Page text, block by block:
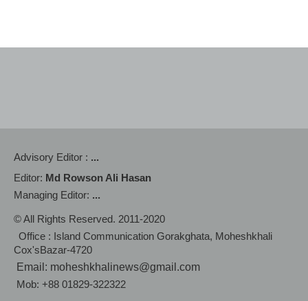
Advisory Editor : ...
Editor: Md Rowson Ali Hasan
Managing Editor: ...
© All Rights Reserved. 2011-2020
Office : Island Communication Gorakghata, Moheshkhali
Cox'sBazar-4720
Email: moheshkhalinews@gmail.com
Mob: +88 01829-322322